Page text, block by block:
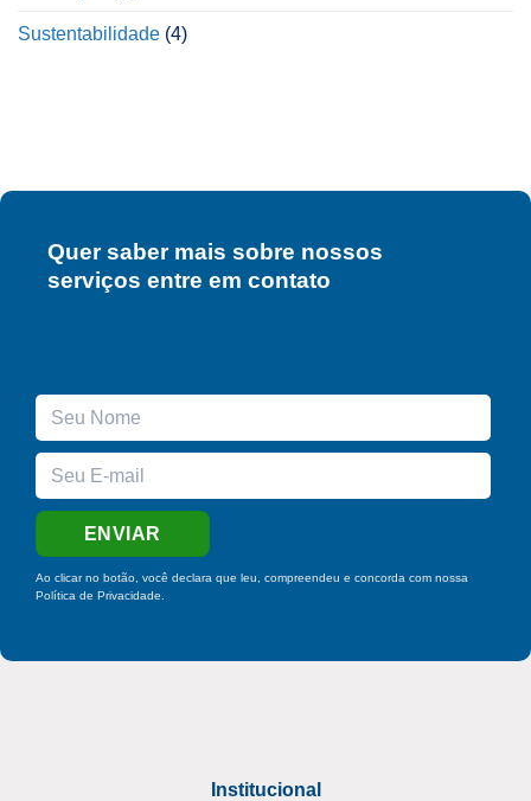
Sustentabilidade (4)
Quer saber mais sobre nossos
serviços entre em contato
Ao clicar no botão, você declara que leu, compreendeu e concorda com nossa
Política de Privacidade.
Institucional